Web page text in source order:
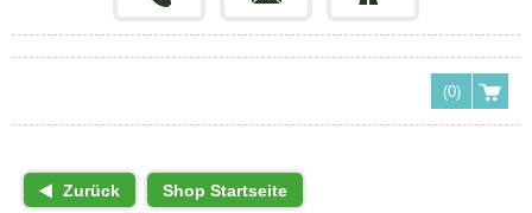
(0)
Zurück Shop Startseite